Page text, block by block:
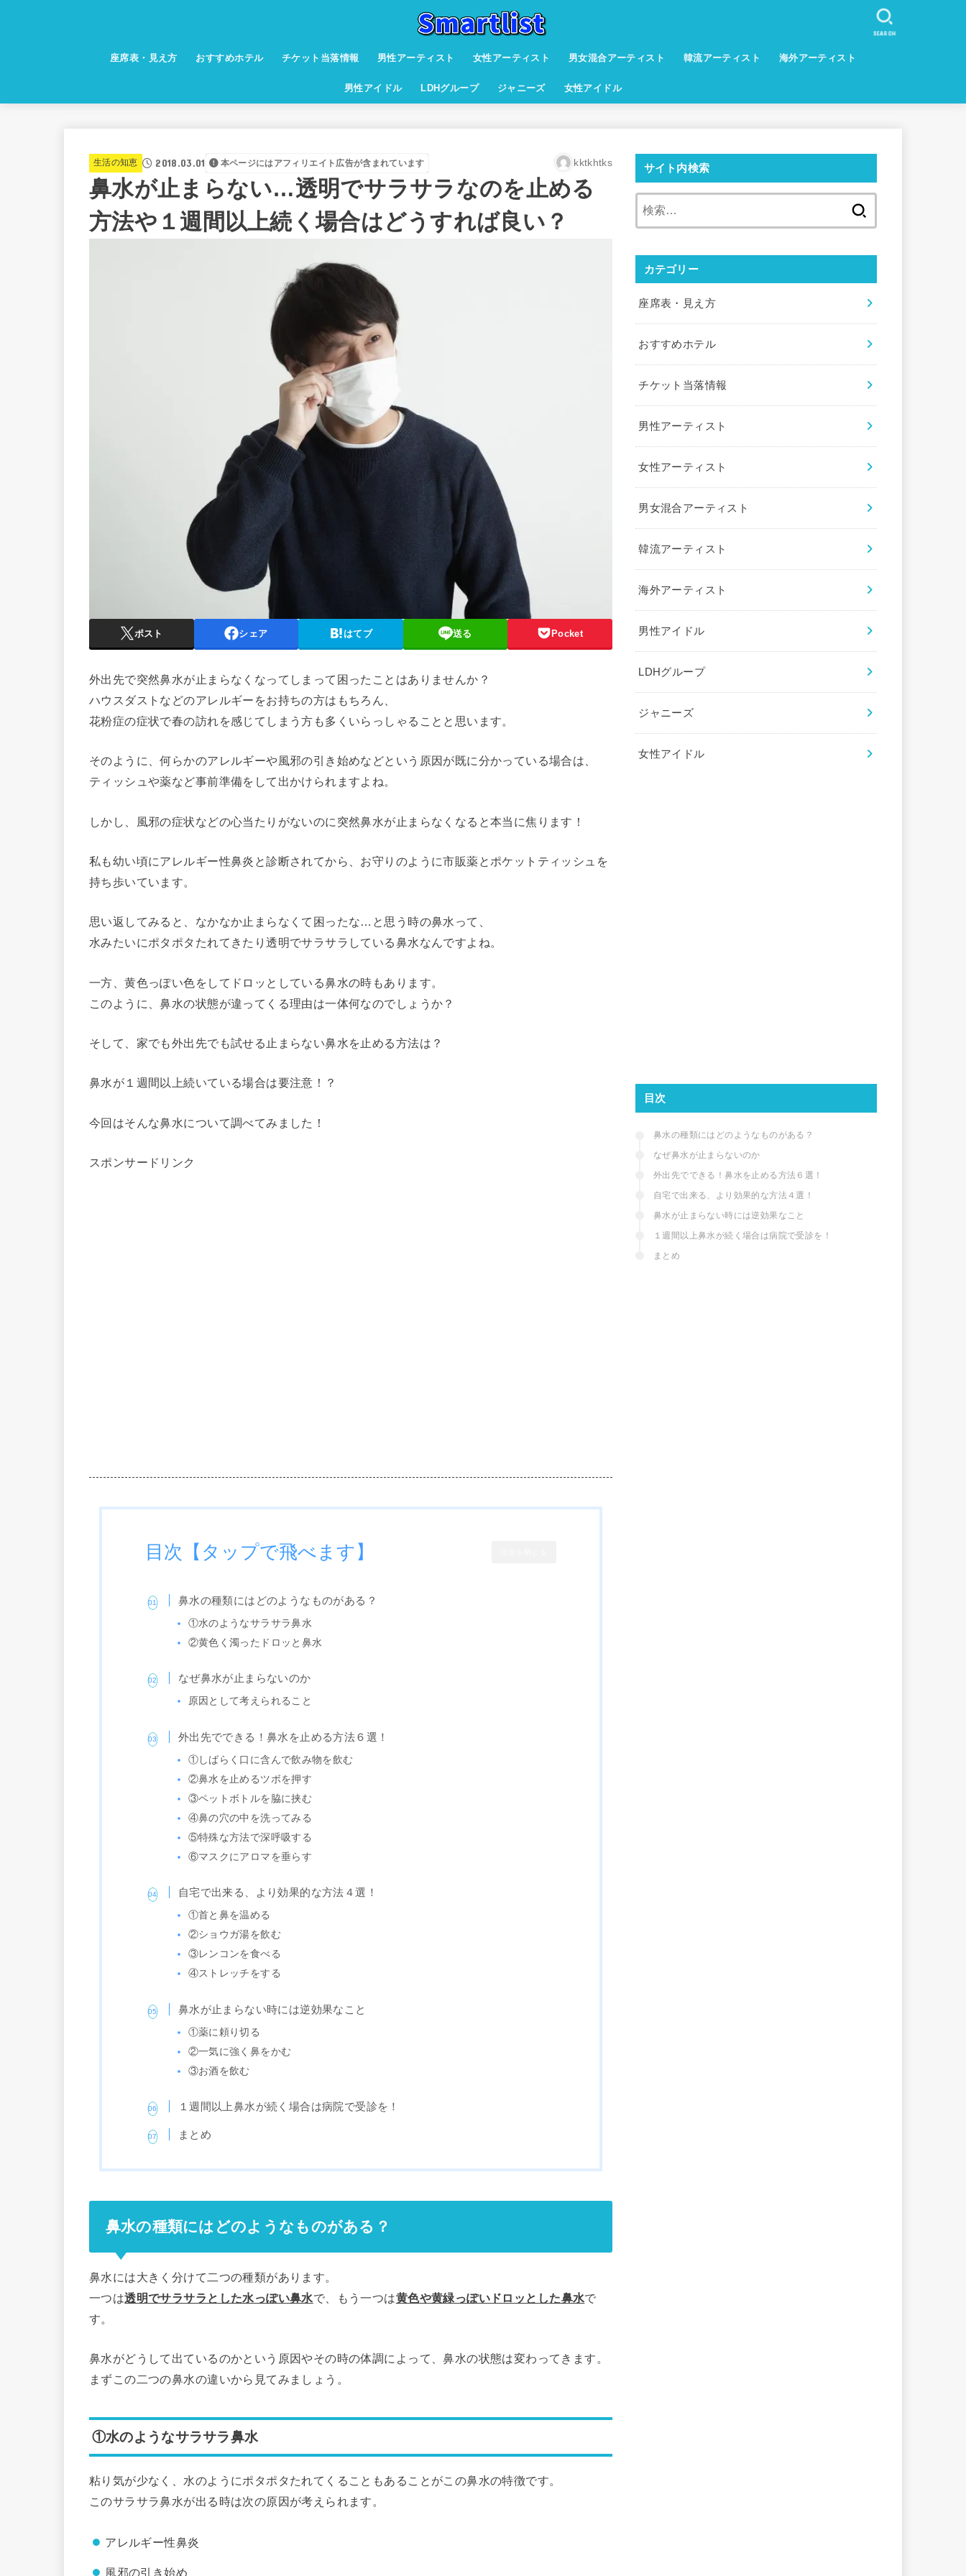
座席表・見え方 おすすめホテル チケット当落情報 男性アーティスト 女性アーティスト 男女混合アーティスト 韓流アーティスト 海外アーティスト
男性アイドル LDHグループ ジャニーズ 女性アイドル
SEARCH
生活の知恵 2018.03.01 本ページにはアフィリエイト広告が含まれています kktkhtks
鼻水が止まらない…透明でサラサラなのを止める
方法や１週間以上続く場合はどうすれば良い？
ポスト シェア はてブ 送る Pocket
外出先で突然鼻水が止まらなくなってしまって困ったことはありませんか？
ハウスダストなどのアレルギーをお持ちの方はもちろん、
花粉症の症状で春の訪れを感じてしまう方も多くいらっしゃることと思います。
そのように、何らかのアレルギーや風邪の引き始めなどという原因が既に分かっている場合は、
ティッシュや薬など事前準備をして出かけられますよね。
しかし、風邪の症状などの心当たりがないのに突然鼻水が止まらなくなると本当に焦ります！
私も幼い頃にアレルギー性鼻炎と診断されてから、お守りのように市販薬とポケットティッシュを
持ち歩いています。
思い返してみると、なかなか止まらなくて困ったな…と思う時の鼻水って、
水みたいにポタポタたれてきたり透明でサラサラしている鼻水なんですよね。
一方、黄色っぽい色をしてドロッとしている鼻水の時もあります。
このように、鼻水の状態が違ってくる理由は一体何なのでしょうか？
そして、家でも外出先でも試せる止まらない鼻水を止める方法は？
鼻水が１週間以上続いている場合は要注意！？
今回はそんな鼻水について調べてみました！
スポンサードリンク
目次【タップで飛べます】
鼻水の種類にはどのようなものがある？
①水のようなサラサラ鼻水
②黄色く濁ったドロッと鼻水
なぜ鼻水が止まらないのか
原因として考えられること
外出先でできる！鼻水を止める方法６選！
①しばらく口に含んで飲み物を飲む
②鼻水を止めるツボを押す
③ペットボトルを脇に挟む
④鼻の穴の中を洗ってみる
⑤特殊な方法で深呼吸する
⑥マスクにアロマを垂らす
自宅で出来る、より効果的な方法４選！
①首と鼻を温める
②ショウガ湯を飲む
③レンコンを食べる
④ストレッチをする
鼻水が止まらない時には逆効果なこと
①薬に頼り切る
②一気に強く鼻をかむ
③お酒を飲む
１週間以上鼻水が続く場合は病院で受診を！
まとめ
鼻水の種類にはどのようなものがある？
鼻水には大きく分けて二つの種類があります。
一つは透明でサラサラとした水っぽい鼻水で、もう一つは黄色や黄緑っぽいドロッとした鼻水で
す。
鼻水がどうして出ているのかという原因やその時の体調によって、鼻水の状態は変わってきます。
まずこの二つの鼻水の違いから見てみましょう。
①水のようなサラサラ鼻水
粘り気が少なく、水のようにポタポタたれてくることもあることがこの鼻水の特徴です。
このサラサラ鼻水が出る時は次の原因が考えられます。
アレルギー性鼻炎
風邪の引き始め
サイト内検索
カテゴリー
座席表・見え方
おすすめホテル
チケット当落情報
男性アーティスト
女性アーティスト
男女混合アーティスト
韓流アーティスト
海外アーティスト
男性アイドル
LDHグループ
ジャニーズ
女性アイドル
目次
鼻水の種類にはどのようなものがある？
なぜ鼻水が止まらないのか
外出先でできる！鼻水を止める方法６選！
自宅で出来る、より効果的な方法４選！
鼻水が止まらない時には逆効果なこと
１週間以上鼻水が続く場合は病院で受診を！
まとめ